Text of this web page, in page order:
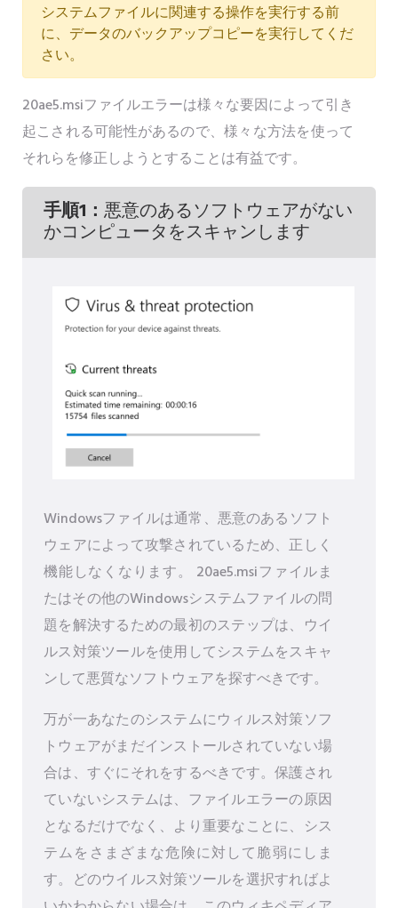
システムファイルに関連する操作を実行する前
に、データのバックアップコピーを実行してくだ
さい。
20ae5.msiファイルエラーは様々な要因によって引き
起こされる可能性があるので、様々な方法を使って
それらを修正しようとすることは有益です。
手順1： 悪意のあるソフトウェアがない
かコンピュータをスキャンします
Windowsファイルは通常、悪意のあるソフト
ウェアによって攻撃されているため、正しく
機能しなくなります。 20ae5.msiファイルま
たはその他のWindowsシステムファイルの問
題を解決するための最初のステップは、ウイ
ルス対策ツールを使用してシステムをスキャ
ンして悪質なソフトウェアを探すべきです。
万が一あなたのシステムにウィルス対策ソフ
トウェアがまだインストールされていない場
合は、すぐにそれをするべきです。保護され
ていないシステムは、ファイルエラーの原因
となるだけでなく、より重要なことに、シス
テムをさまざまな危険に対して脆弱にしま
す。どのウイルス対策ツールを選択すればよ